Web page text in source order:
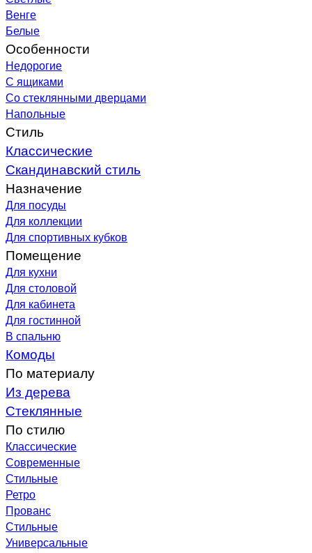
Венге
Белые
Особенности
Недорогие
С ящиками
Со стеклянными дверцами
Напольные
Стиль
Классические
Скандинавский стиль
Назначение
Для посуды
Для коллекции
Для спортивных кубков
Помещение
Для кухни
Для столовой
Для кабинета
Для гостинной
В спальню
Комоды
По материалу
Из дерева
Стеклянные
По стилю
Классические
Современные
Стильные
Ретро
Прованс
Стильные
Универсальные